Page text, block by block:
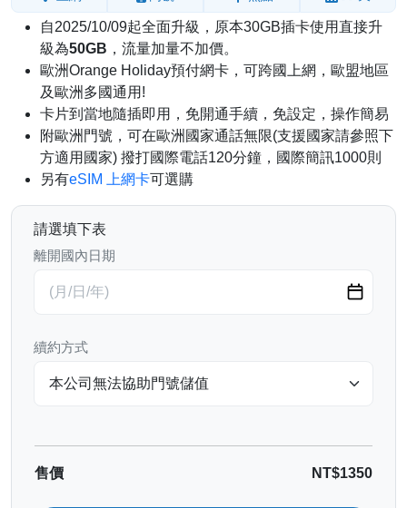
自2025/10/09起全面升級，原本30GB插卡使用直接升
級為50GB ，流量加量不加價。
歐洲Orange Holiday預付網卡，可跨國上網，歐盟地區
及歐洲多國通用!
卡片到當地隨插即用，免開通手續，免設定，操作簡易
附歐洲門號，可在歐洲國家通話無限(支援國家請參照下
方適用國家) 撥打國際電話120分鐘，國際簡訊1000則
另有eSIM 上網卡可選購
請選填下表
離開國內日期
續約方式
售價 NT$1350